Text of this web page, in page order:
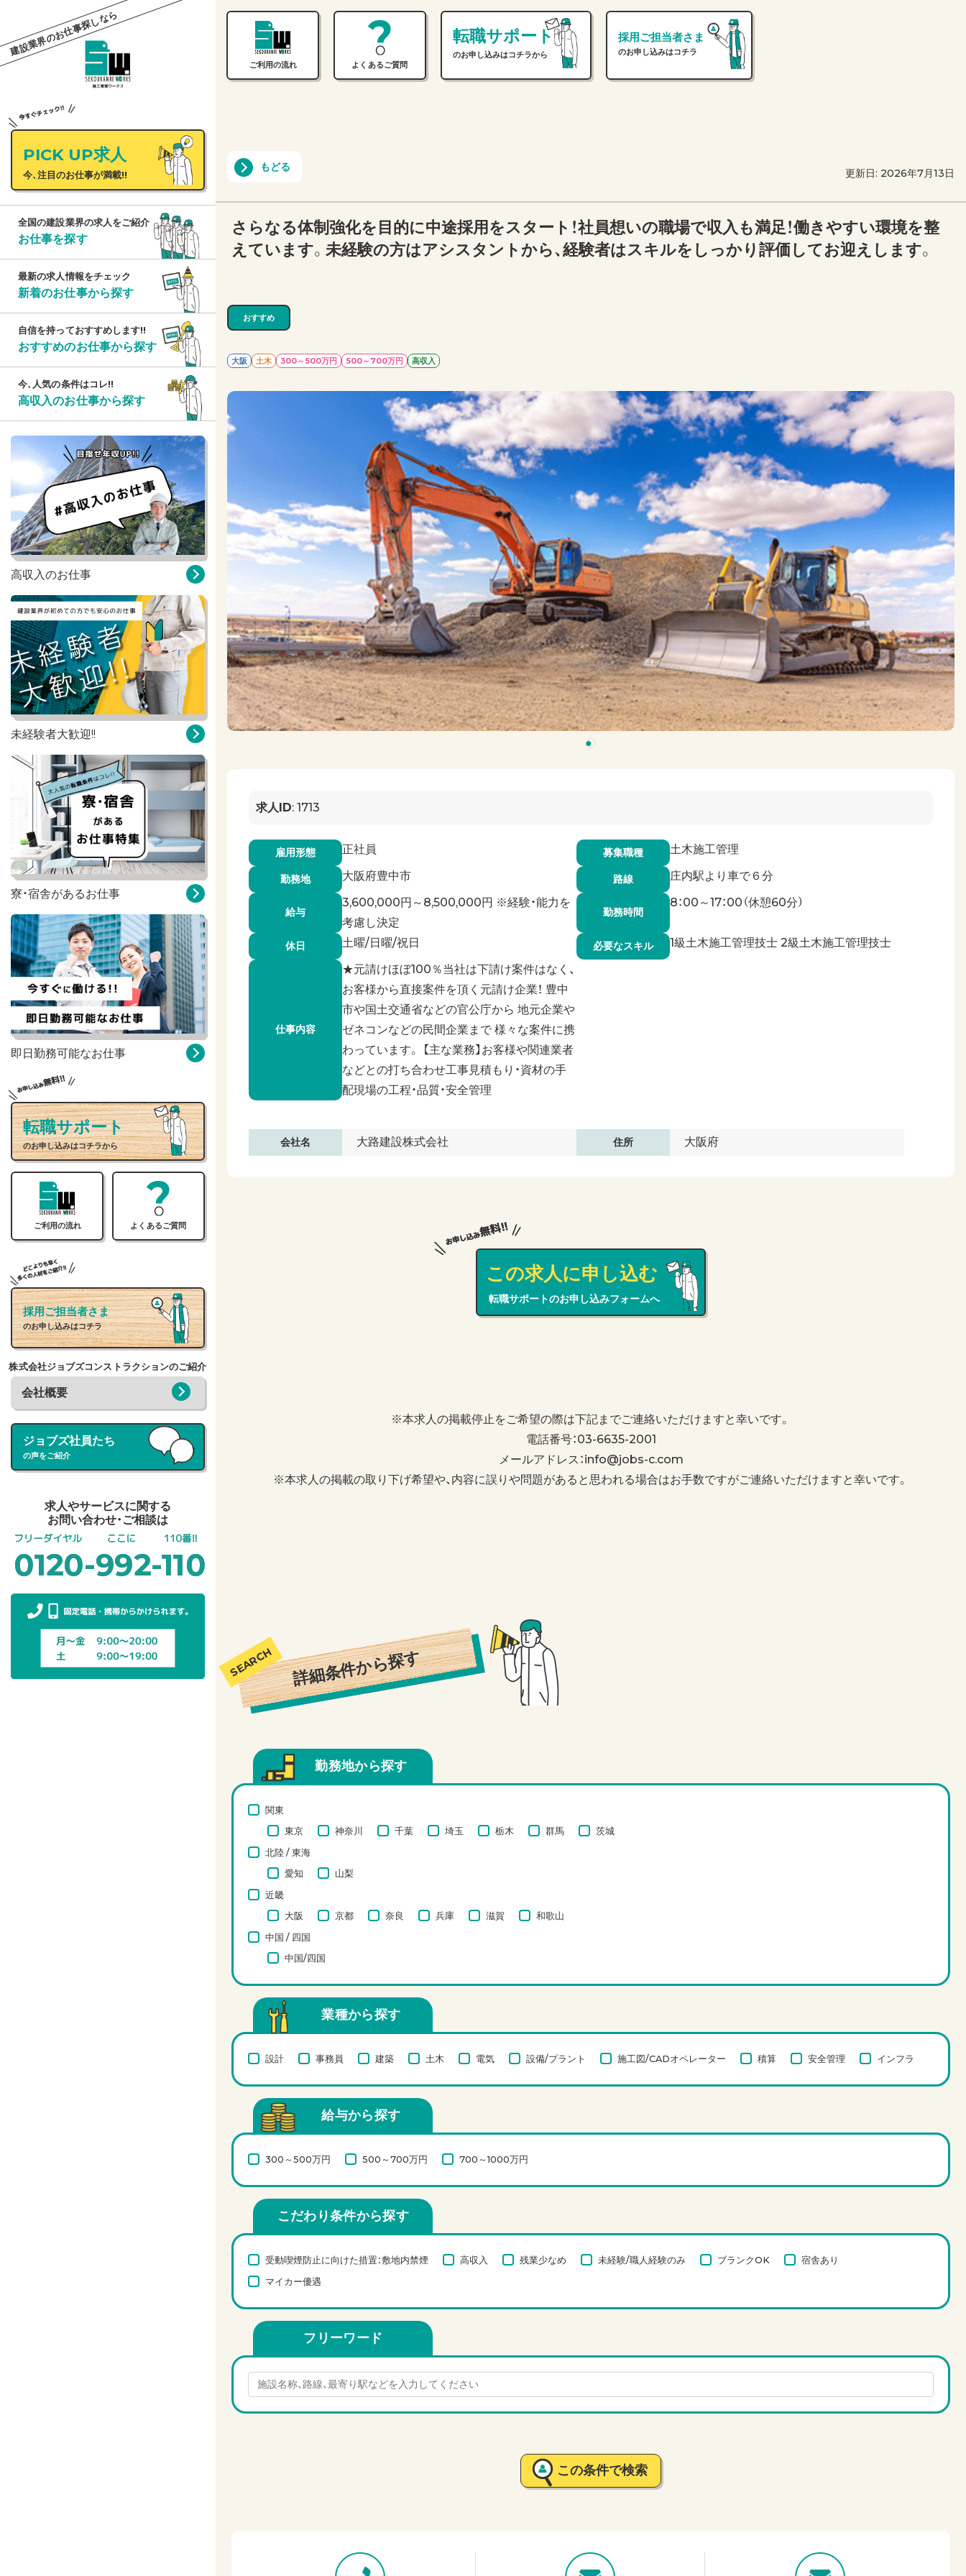
ご利用の流れ よくあるご質問
転職サポート
のお申し込みはコチラから
採用ご担当者さま
のお申し込みはコチラ
もどる 更新日: 2026年7月13日
さらなる体制強化を目的に中途採用をスタート！社員想いの職場で収入も満足！働きやすい環境を整
えています。未経験の方はアシスタントから、経験者はスキルをしっかり評価してお迎えします。
おすすめ
大阪 土木 300～500万円 500～700万円 高収入
求人ID: 1713
雇用形態 正社員 募集職種 土木施工管理
勤務地 大阪府豊中市 路線 庄内駅より車で６分
給与
3,600,000円～8,500,000円 ※経験・能力を
考慮し決定
勤務時間
8：00～17：00（休憩60分）
休日 土曜/日曜/祝日 必要なスキル 1級土木施工管理技士 2級土木施工管理技士
仕事内容
★元請けほぼ100％当社は下請け案件はなく、
お客様から直接案件を頂く元請け企業！ 豊中
市や国土交通省などの官公庁から 地元企業や
ゼネコンなどの民間企業まで 様々な案件に携
わっています。 【主な業務】お客様や関連業者
などとの打ち合わせ工事見積もり・資材の手
配現場の工程・品質・安全管理
会社名 大路建設株式会社 住所 大阪府
この求人に申し込む
転職サポートのお申し込みフォームへ
※本求人の掲載停止をご希望の際は下記までご連絡いただけますと幸いです。
電話番号：03-6635-2001
メールアドレス：info@jobs-c.com
※本求人の掲載の取り下げ希望や、内容に誤りや問題があると思われる場合はお手数ですがご連絡いただけますと幸いです。
建設業界のお仕事探しなら
PICK UP求人
今、注目のお仕事が満載!!
全国の建設業界の求人をご紹介
お仕事を探す
最新の求人情報をチェック
新着のお仕事から探す
自信を持っておすすめします!!
おすすめのお仕事から探す
今、人気の条件はコレ!!
高収入のお仕事から探す
高収入のお仕事
未経験者大歓迎!!
寮・宿舎があるお仕事
即日勤務可能なお仕事
転職サポート
のお申し込みはコチラから
ご利用の流れ よくあるご質問
採用ご担当者さま
のお申し込みはコチラ
株式会社ジョブズコンストラクションのご紹介
会社概要
ジョブズ社員たち
の声をご紹介
求人やサービスに関する
お問い合わせ・ご相談は
詳細条件から探す
勤務地から探す
関東
東京
神奈川 千葉 埼玉 栃木 群馬
茨城
北陸 / 東海
愛知
山梨
近畿
大阪
京都 奈良 兵庫 滋賀
和歌山
中国 / 四国
中国/四国
業種から探す
設計 事務員 建築 土木 電気 設備/プラント 施工図/CADオペレーター 積算 安全管理 インフラ
給与から探す
300～500万円 500～700万円 700～1000万円
こだわり条件から探す
受動喫煙防止に向けた措置：敷地内禁煙 高収入 残業少なめ 未経験/職人経験のみ ブランクOK
宿舎あり
マイカー優遇
フリーワード
この条件で検索